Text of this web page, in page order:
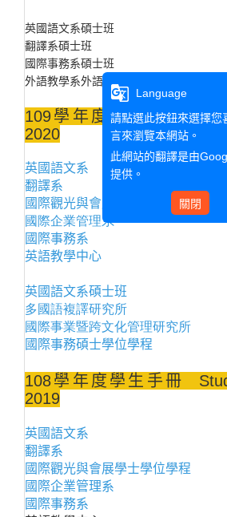
英國語文系碩士班
翻譯系碩士班
國際事務系碩士班
外語教學系外語文教事業發展碩士在職專
109學年度學生手冊
2020
英國語文系
翻譯系
國際觀光與會展學士學位學程
國際企業管理系
國際事務系
英語教學中心
英國語文系碩士班
多國語複譯研究所
國際事業暨跨文化管理研究所
國際事務碩士學位學程
108學年度學生手冊
2019
英國語文系
翻譯系
國際觀光與會展學士學位學程
國際企業管理系
國際事務系
g_translate
Language
請點選此按鈕來選擇您
言來瀏覽本網站。
此網站的翻譯是由
提供。
關閉